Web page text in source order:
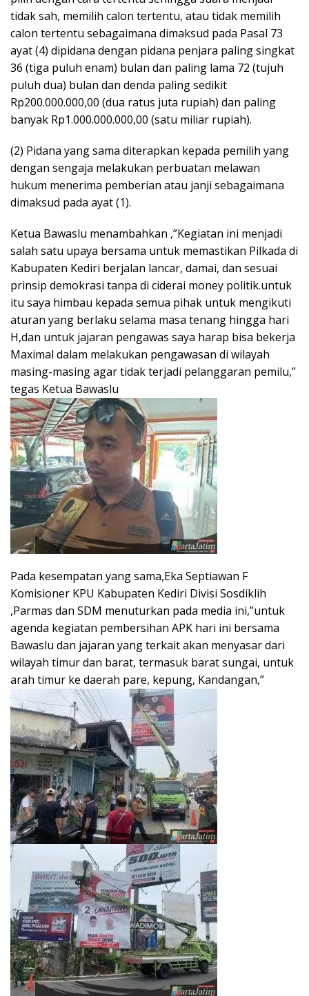
tidak sah, memilih calon tertentu, atau tidak memilih
calon tertentu sebagaimana dimaksud pada Pasal 73
ayat (4) dipidana dengan pidana penjara paling singkat
36 (tiga puluh enam) bulan dan paling lama 72 (tujuh
puluh dua) bulan dan denda paling sedikit
Rp200.000.000,00 (dua ratus juta rupiah) dan paling
banyak Rp1.000.000.000,00 (satu miliar rupiah).
(2) Pidana yang sama diterapkan kepada pemilih yang
dengan sengaja melakukan perbuatan melawan
hukum menerima pemberian atau janji sebagaimana
dimaksud pada ayat (1).
Ketua Bawaslu menambahkan ,”Kegiatan ini menjadi
salah satu upaya bersama untuk memastikan Pilkada di
Kabupaten Kediri berjalan lancar, damai, dan sesuai
prinsip demokrasi tanpa di ciderai money politik.untuk
itu saya himbau kepada semua pihak untuk mengikuti
aturan yang berlaku selama masa tenang hingga hari
H,dan untuk jajaran pengawas saya harap bisa bekerja
Maximal dalam melakukan pengawasan di wilayah
masing-masing agar tidak terjadi pelanggaran pemilu,”
tegas Ketua Bawaslu
Pada kesempatan yang sama,Eka Septiawan F
Komisioner KPU Kabupaten Kediri Divisi Sosdiklih
,Parmas dan SDM menuturkan pada media ini,”untuk
agenda kegiatan pembersihan APK hari ini bersama
Bawaslu dan jajaran yang terkait akan menyasar dari
wilayah timur dan barat, termasuk barat sungai, untuk
arah timur ke daerah pare, kepung, Kandangan,”